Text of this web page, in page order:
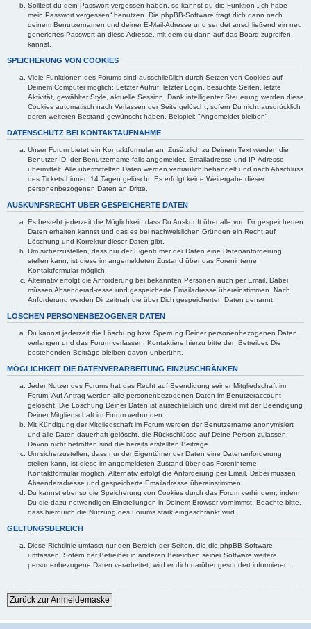
Solltest du dein Passwort vergessen haben, so kannst du die Funktion „Ich habe
mein Passwort vergessen“ benutzen. Die phpBB-Software fragt dich dann nach
deinem Benutzernamen und deiner E-Mail-Adresse und sendet anschließend ein neu
generiertes Passwort an diese Adresse, mit dem du dann auf das Board zugreifen
kannst.
SPEICHERUNG VON COOKIES
Viele Funktionen des Forums sind ausschließlich durch Setzen von Cookies auf
Deinem Computer möglich: Letzter Aufruf, letzter Login, besuchte Seiten, letzte
Aktivität, gewählter Style, aktuelle Session. Dank intelligenter Steuerung werden diese
Cookies automatisch nach Verlassen der Seite gelöscht, sofern Du nicht ausdrücklich
deren weiteren Bestand gewünscht haben. Beispiel: "Angemeldet bleiben".
DATENSCHUTZ BEI KONTAKTAUFNAHME
Unser Forum bietet ein Kontaktformular an. Zusätzlich zu Deinem Text werden die
Benutzer-ID, der Benutzername falls angemeldet, Emailadresse und IP-Adresse
übermittelt. Alle übermittelten Daten werden vertraulich behandelt und nach Abschluss
des Tickets binnen 14 Tagen gelöscht. Es erfolgt keine Weitergabe dieser
personenbezogenen Daten an Dritte.
AUSKUNFSRECHT ÜBER GESPEICHERTE DATEN
Es besteht jederzeit die Möglichkeit, dass Du Auskunft über alle von Dir gespeicherten
Daten erhalten kannst und das es bei nachweislichen Gründen ein Recht auf
Löschung und Korrektur dieser Daten gibt.
Um sicherzustellen, dass nur der Eigentümer der Daten eine Datenanforderung
stellen kann, ist diese im angemeldeten Zustand über das Foreninterne
Kontaktformular möglich.
Alternativ erfolgt die Anforderung bei bekannten Personen auch per Email. Dabei
müssen Absenderad-resse und gespeicherte Emailadresse übereinstimmen. Nach
Anforderung werden Dir zeitnah die über Dich gespeicherten Daten genannt.
LÖSCHEN PERSONENBEZOGENER DATEN
Du kannst jederzeit die Löschung bzw. Sperrung Deiner personenbezogenen Daten
verlangen und das Forum verlassen. Kontaktiere hierzu bitte den Betreiber. Die
bestehenden Beiträge bleiben davon unberührt.
MÖGLICHKEIT DIE DATENVERARBEITUNG EINZUSCHRÄNKEN
Jeder Nutzer des Forums hat das Recht auf Beendigung seiner Mitgliedschaft im
Forum. Auf Antrag werden alle personenbezogenen Daten im Benutzeraccount
gelöscht. Die Löschung Deiner Daten ist ausschließlich und direkt mit der Beendigung
Deiner Mitgliedschaft im Forum verbunden.
Mit Kündigung der Mitgliedschaft im Forum werden der Benutzername anonymisiert
und alle Daten dauerhaft gelöscht, die Rückschlüsse auf Deine Person zulassen.
Davon nicht betroffen sind die bereits erstellten Beiträge.
Um sicherzustellen, dass nur der Eigentümer der Daten eine Datenanforderung
stellen kann, ist diese im angemeldeten Zustand über das Foreninterne
Kontaktformular möglich. Alternativ erfolgt die Anforderung per Email. Dabei müssen
Absenderadresse und gespeicherte Emailadresse übereinstimmen.
Du kannst ebenso die Speicherung von Cookies durch das Forum verhindern, indem
Du die dazu notwendigen Einstellungen in Deinem Browser vornimmst. Beachte bitte,
dass hierdurch die Nutzung des Forums stark eingeschränkt wird.
GELTUNGSBEREICH
Diese Richtlinie umfasst nur den Bereich der Seiten, die die phpBB-Software
umfassen. Sofern der Betreiber in anderen Bereichen seiner Software weitere
personenbezogene Daten verarbeitet, wird er dich darüber gesondert informieren.
Zurück zur Anmeldemaske